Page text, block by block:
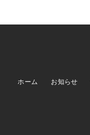
ホーム お知らせ